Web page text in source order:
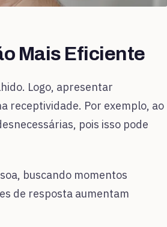
Mais Eficiente
Logo, apresentar
receptividade. Por exemplo, ao
pois isso pode
buscando momentos
de resposta aumentam